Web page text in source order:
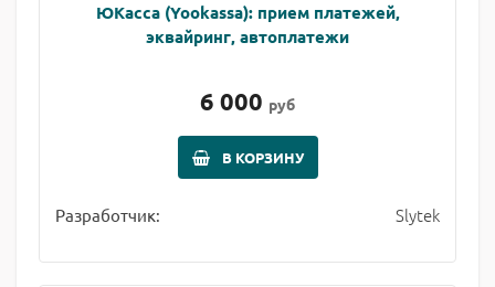
ЮКасса (Yookassa): прием платежей,
эквайринг, автоплатежи
6 000 руб
В КОРЗИНУ
Разработчик: Slytek